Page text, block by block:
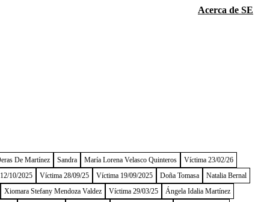
Acerca de SE
De Martínez Sandra María Lorena Velasco Quinteros
Víctima 23/02/26
10/2025 Víctima 28/09/25 Víctima 19/09/2025 Doña Tomasa
Natalia Bernal
Xiomara Stefany Mendoza Valdez Víctima 29/03/25
Ángela Idalia Martínez